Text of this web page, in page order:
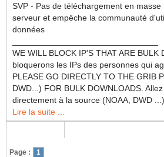
SVP - Pas de téléchargement en
serveur et empêche la communauté
données
WE WILL BLOCK IP'S THAT ARE BULK
bloquerons les IPs des personnes qui
PLEASE GO DIRECTLY TO THE GRIB
DWD...) FOR BULK DOWNLOADS.
directement à la source (NOAA, DWD ...)
Lire la suite ...
Page : 1